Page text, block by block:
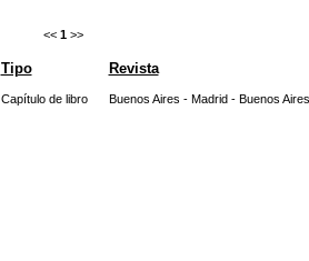
<< 1 >>
Tipo Revista
Capítulo de libro Buenos Aires - Madrid - Buenos